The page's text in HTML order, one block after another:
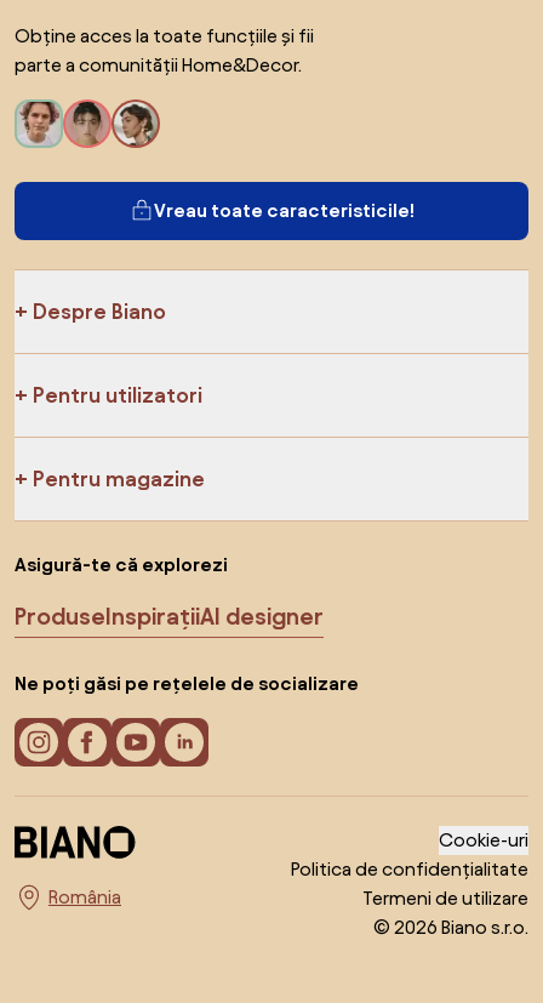
Obține acces la toate funcțiile și fii
parte a comunității Home&Decor.
Vreau toate caracteristicile!
Despre Biano
Pentru utilizatori
Pentru magazine
Asigură-te că explorezi
ProduseInspirațiiAI designer
Ne poți găsi pe rețelele de socializare
Alege țara
Cookie-uri
Politica de confidențialitate
Termeni de utilizare
© 2026 Biano s.r.o.